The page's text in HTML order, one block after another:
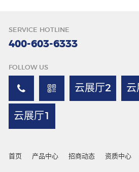
SERVICE HOTLINE
400-603-6333
FOLLOW US
云展厅2 云
云展厅1
首页 产品中心 招商动态 资质中心